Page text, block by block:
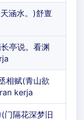
涵水。)舒亶
亭说。看渊
相赋(青山欲
kerja
门隔花深梦旧